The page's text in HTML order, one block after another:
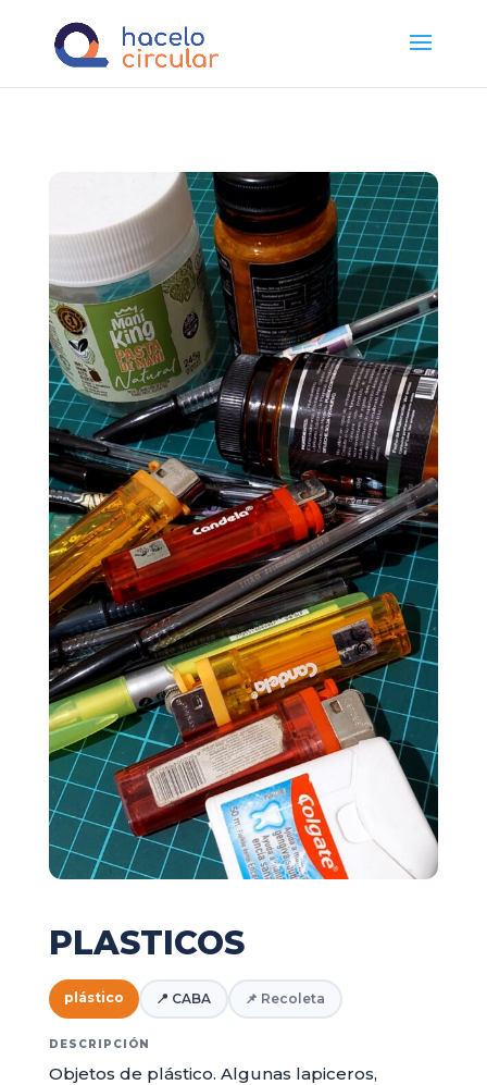
PLASTICOS
plástico 📍 CABA 📌 Recoleta
DESCRIPCIÓN
Objetos de plástico. Algunas lapiceros,